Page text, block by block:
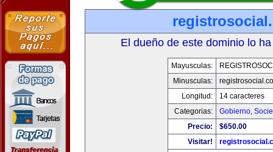
El dueño de este dominio lo
Mayusculas:
Minusculas:
Longitud:
14 caracteres
Categorias:
Gobierno,
Precio:
$650.00
Visitar!